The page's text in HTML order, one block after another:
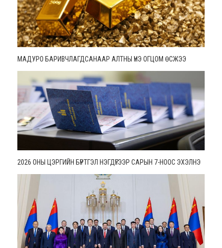
МАДУРО БАРИВЧЛАГДСАНААР АЛТНЫ ҮНЭ ОГЦОМ ӨСЖЭЭ
2026 ОНЫ ЦЭРГИЙН БҮРТГЭЛ НЭГДҮГЭЭР САРЫН 7-НООС ЭХЭЛНЭ